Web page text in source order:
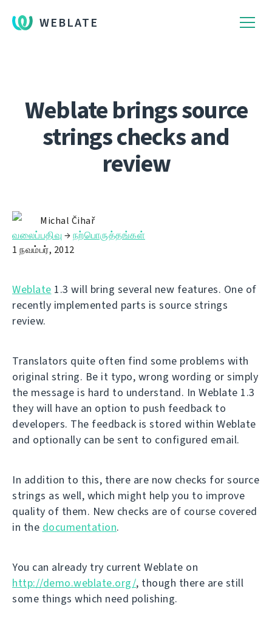
WEBLATE
Weblate brings source
strings checks and
review
Michal Čihař
வலைப்பதிவு →நற்பொருத்தங்கள்
1 நவம்பர், 2012
Weblate 1.3 will bring several new features. One of
recently implemented parts is source strings
review.
Translators quite often find some problems with
original string. Be it typo, wrong wording or simply
the message is hard to understand. In Weblate 1.3
they will have an option to push feedback to
developers. The feedback is stored within Weblate
and optionally can be sent to configured email.
In addition to this, there are now checks for source
strings as well, which might help you to improve
quality of them. New checks are of course covered
in the documentation.
You can already try current Weblate on
http://demo.weblate.org/, though there are still
some things which need polishing.